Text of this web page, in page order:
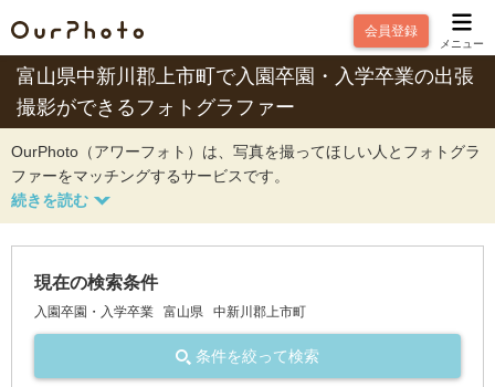
会員登録
メニュー
富山県中新川郡上市町で入園卒園・入学卒業の出張
撮影ができるフォトグラファー
OurPhoto（アワーフォト）は、写真を撮ってほしい人とフォトグラ
ファーをマッチングするサービスです。
現在の検索条件
入園卒園・入学卒業 富山県 中新川郡上市町
条件を絞って検索